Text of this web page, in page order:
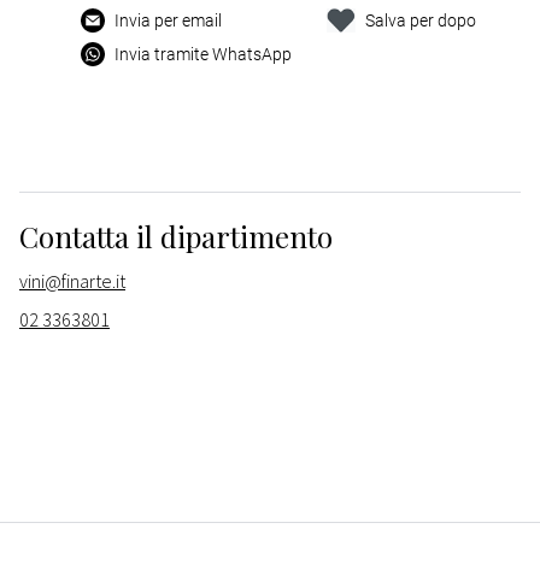
Invia per email
Invia tramite WhatsApp
Salva per dopo
Contatta il dipartimento
vini@finarte.it
02 3363801